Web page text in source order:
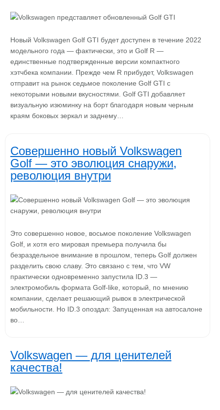
Новый Volkswagen Golf GTI будет доступен в течение 2022
модельного года — фактически, это и Golf R —
единственные подтвержденные версии компактного
хэтчбека компании. Прежде чем R прибудет, Volkswagen
отправит на рынок седьмое поколение Golf GTI с
некоторыми новыми вкусностями. Golf GTI добавляет
визуальную изюминку на борт благодаря новым черным
краям боковых зеркал и заднему…
Совершенно новый Volkswagen
Golf — это эволюция снаружи,
революция внутри
Это совершенно новое, восьмое поколение Volkswagen
Golf, и хотя его мировая премьера получила бы
безраздельное внимание в прошлом, теперь Golf должен
разделить свою славу. Это связано с тем, что VW
практически одновременно запустила ID.3 —
электромобиль формата Golf-like, который, по мнению
компании, сделает решающий рывок в электрической
мобильности. Но ID.3 опоздал: Запущенная на автосалоне
во…
Volkswagen — для ценителей
качества!